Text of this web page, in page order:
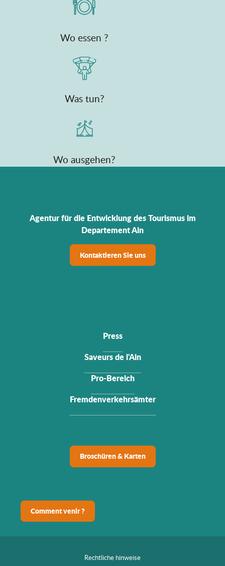
Wo essen ?
Was tun?
Wo ausgehen?
Agentur für die Entwicklung des Tourismus im
Departement Ain
Kontaktieren Sie uns
Press
Saveurs de l'Ain
Pro-Bereich
Fremdenverkehrsämter
Broschüren & Karten
Comment venir ?
Rechtliche hinweise